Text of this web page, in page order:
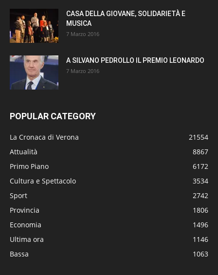
CASA DELLA GIOVANE, SOLIDARIETÀ E
MUSICA
7 Marzo 2016
A SILVANO PEDROLLO IL PREMIO LEONARDO
7 Marzo 2016
POPULAR CATEGORY
La Cronaca di Verona
21554
Attualità
8867
Primo Piano
6172
Cultura e Spettacolo
3534
Sport
2742
Provincia
1806
Economia
1496
Ultima ora
1146
Bassa
1063